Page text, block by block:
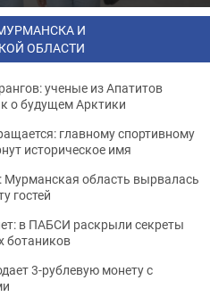
И
ОБЛАСТИ
ученые из Апатитов
о будущем Арктики
главному спортивному
историческое имя
Мурманская область вырвалась
гостей
в ПАБСИ раскрыли секреты
ботаников
3-рублевую монету с